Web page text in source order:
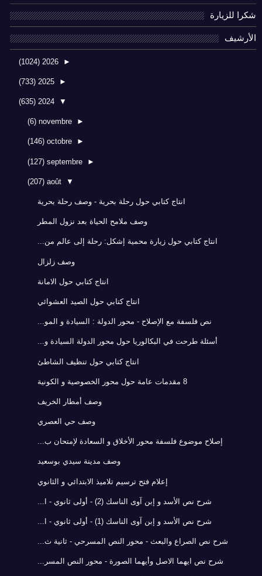
شكرا للزيارة
الأرشيف
►
2026
(1024)
►
2025
(733)
▼
2024
(635)
►
novembre
(6)
►
octobre
(146)
►
septembre
(127)
▼
août
(207)
انتاج كتابي حول رحلة بحرية - وصف رحلة بحرية
وصف ملامح الحياة بعد نزول المطر
انتاج كتابي حول زيارة محمية إشكل: رحلة إلى عالم من...
وصف زلزال
انتاج كتابي حول الامانة
انتاج كتابي حول الصيد العشوائي
نص فلسفة مع الإصلاح - محور الدولة : السيادة و المو...
أسئلة طرحت في البكالوريا حول محور الدولة السيادة و...
انتاج كتابي حول تنظيف الشاطئ
8 مقدمات عامة حول محور الخصوصية و الكونية
وصف أمطار الخريف
وصف حي العصري
إصلاح موضوع فلسفة محور الأخلاق و السعادة لإمتحان ب...
وصف مدينة سيدي بوسعيد
إعلام فتح ترسيم تلاميذ الابتدائي و الثانوي
شرح نص الأسد و إبن آوى الناسك (2) - أولى ثانوي - ا...
شرح نص الأسد و إبن آوى الناسك (1) - أولى ثانوي - ا...
شرح نص الصراع والبعث - محور النص المسرحي - ثانية ث...
شرح نص ايهما الاصل وأيهما الصورة - محور النص المسر...